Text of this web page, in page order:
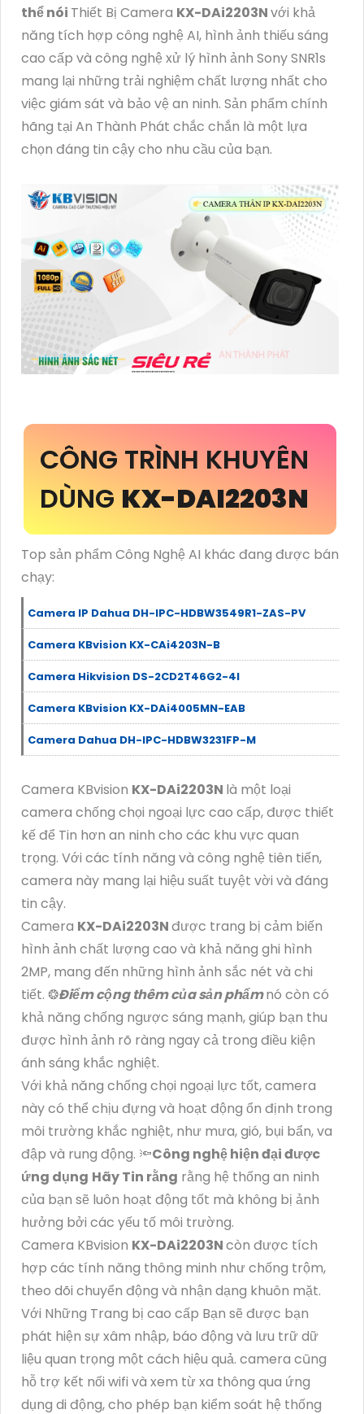
thể nói Thiết Bị Camera KX-DAi2203Nvới khả
năng tích hợp công nghệ AI, hình ảnh thiếu sáng
cao cấp và công nghệ xử lý hình ảnh Sony SNR1s
mang lại những trải nghiệm chất lượng nhất cho
việc giám sát và bảo vệ an ninh. Sản phẩm chính
hãng tại An Thành Phát chắc chắn là một lựa
chọn đáng tin cậy cho nhu cầu của bạn.
CÔNG TRÌNH KHUYÊN
DÙNG KX-DAI2203N
Top sản phẩm Công Nghệ AI khác đang được bán
chạy:
Camera IP Dahua DH-IPC-HDBW3549R1-ZAS-PV
Camera KBvision KX-CAi4203N-B
Camera Hikvision DS-2CD2T46G2-4I
Camera KBvision KX-DAi4005MN-EAB
Camera Dahua DH-IPC-HDBW3231FP-M
Camera KBvision KX-DAi2203N là một loại
camera chống chọi ngoại lực cao cấp, được thiết
kế để Tin hơn an ninh cho các khu vực quan
trọng. Với các tính năng và công nghệ tiên tiến,
camera này mang lại hiệu suất tuyệt vời và đáng
tin cậy.
Camera KX-DAi2203Nđược trang bị cảm biến
hình ảnh chất lượng cao và khả năng ghi hình
2MP, mang đến những hình ảnh sắc nét và chi
tiết. ❂Điểm cộng thêm của sản phẩmnó còn có
khả năng chống ngược sáng mạnh, giúp bạn thu
được hình ảnh rõ ràng ngay cả trong điều kiện
ánh sáng khắc nghiệt.
Với khả năng chống chọi ngoại lực tốt, camera
này có thể chịu đựng và hoạt động ổn định trong
môi trường khắc nghiệt, như mưa, gió, bụi bẩn, va
đập và rung động. 🔦Công nghệ hiện đại được
ứng dụng Hãy Tin rằng rằng hệ thống an ninh
của bạn sẽ luôn hoạt động tốt mà không bị ảnh
hưởng bởi các yếu tố môi trường.
Camera KBvision KX-DAi2203Ncòn được tích
hợp các tính năng thông minh như chống trộm,
theo dõi chuyển động và nhận dạng khuôn mặt.
Với Những Trang bị cao cấp Bạn sẽ được bạn
phát hiện sự xâm nhập, báo động và lưu trữ dữ
liệu quan trọng một cách hiệu quả. camera cũng
hỗ trợ kết nối wifi và xem từ xa thông qua ứng
dụng di động, cho phép bạn kiểm soát hệ thống